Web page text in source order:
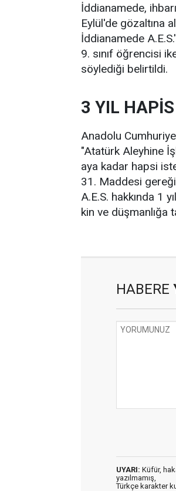
İddianamede,
Eylül'de gözaltına
İddianamede
9. sınıf öğrencisi
söylediği belirtildi.
3 YIL
Anadolu
"Atatürk Aleyhine
aya kadar hapsi
31. Maddesi
A.E.S. hakkında 1
kin ve düşmanlığa
HABERE
UYARI: Küfür,
yazılmamış,
Türkçe karakter